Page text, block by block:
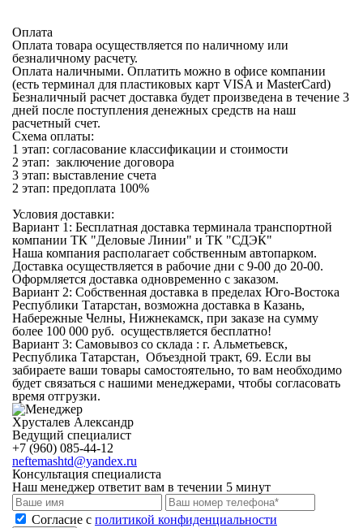
Оплата
Оплата товара осуществляется по наличному или
безналичному расчету.
Оплата наличными. Оплатить можно в офисе компании
(есть терминал для пластиковых карт VISA и MasterCard)
Безналичный расчет доставка будет произведена в течение 3
дней после поступления денежных средств на наш
расчетный счет.
Схема оплаты:
1 этап: согласование классификации и стоимости
2 этап: заключение договора
3 этап: выставление счета
2 этап: предоплата 100%
Условия доставки:
Вариант 1: Бесплатная доставка терминала транспортной
компании ТК "Деловые Линии" и ТК "СДЭК"
Наша компания располагает собственным автопарком.
Доставка осуществляется в рабочие дни с 9-00 до 20-00.
Оформляется доставка одновременно с заказом.
Вариант 2: Собственная доставка в пределах Юго-Востока
Республики Татарстан, возможна доставка в Казань,
Набережные Челны, Нижнекамск, при заказе на сумму
более 100 000 руб. осуществляется бесплатно!
Вариант 3: Самовывоз со склада : г. Альметьевск,
Республика Татарстан, Объездной тракт, 69. Если вы
забираете ваши товары самостоятельно, то вам необходимо
будет связаться с нашими менеджерами, чтобы согласовать
время отгрузки.
Хрусталев Александр
Ведущий специалист
+7 (960) 085-44-12
neftemashtd@yandex.ru
Консультация специалиста
Наш менеджер ответит вам в течении 5 минут
Cогласие с политикой конфиденциальности